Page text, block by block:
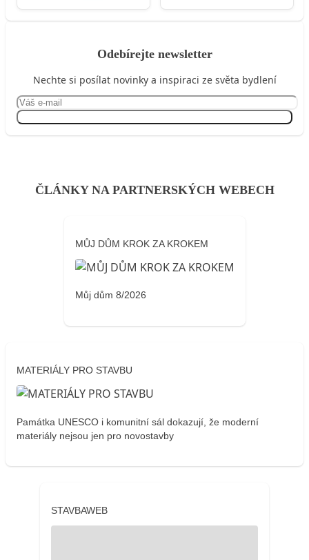
Odebírejte newsletter
Nechte si posílat novinky a inspiraci ze světa bydlení
ČLÁNKY NA PARTNERSKÝCH WEBECH
MŮJ DŮM KROK ZA KROKEM
Můj dům 8/2026
MATERIÁLY PRO STAVBU
Památka UNESCO i komunitní sál dokazují, že moderní
materiály nejsou jen pro novostavby
STAVBAWEB